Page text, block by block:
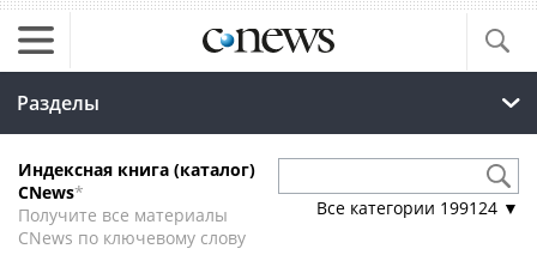
Разделы
Индексная книга (каталог)
CNews*
Получите все материалы
CNews по ключевому слову
Все категории 199124 ▼